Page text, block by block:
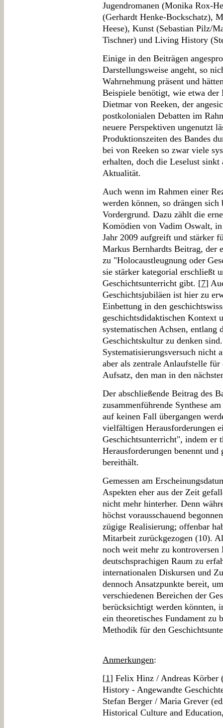
Jugendromanen (Monika Rox-
(Gerhardt Henke-Bockschatz),
Heese), Kunst (Sebastian Pilz/
Tischner) und Living History
Einige in den Beiträgen
Darstellungsweise angeht, so
Wahrnehmung präsent und
Beispiele benötigt, wie etwa
Dietmar von Reeken, der
postkolonialen Debatten im
neuere Perspektiven ungenutzt
Produktionszeiten des Bandes
bei von Reeken so zwar viele
erhalten, doch die Leselust sinkt
Aktualität.
Auch wenn im Rahmen einer
werden können, so drängen
Vordergrund. Dazu zählt die
Komödien von Vadim Oswalt,
Jahr 2009 aufgreift und stärker
Markus Bernhardts Beitrag, der
zu "Holocaustleugnung oder
sie stärker kategorial erschließt
Geschichtsunterricht gibt. [7]
Geschichtsjubiläen ist hier zu
Einbettung in den
geschichtsdidaktischen Kontext
systematischen Achsen, entlang
Geschichtskultur zu denken
Systematisierungsversuch nicht
aber als zentrale Anlaufstelle
Aufsatz, den man in den
Der abschließende Beitrag des
zusammenführende Synthese
auf keinen Fall übergangen
vielfältigen Herausforderungen
Geschichtsunterricht", indem er
Herausforderungen benennt
bereithält.
Gemessen am
Aspekten eher aus der Zeit
nicht mehr hinterher. Denn
höchst vorausschauend
zügige Realisierung; offenbar
Mitarbeit zurückgezogen (10).
noch weit mehr zu
deutschsprachigen Raum zu
internationalen Diskursen und
dennoch Ansatzpunkte bereit,
verschiedenen Bereichen der
berücksichtigt werden könnten,
ein theoretisches Fundament zu
Methodik für den
Anmerkungen:
[1] Felix Hinz / Andreas Körber
History - Angewandte
Stefan Berger / Maria Grever
Historical Culture and